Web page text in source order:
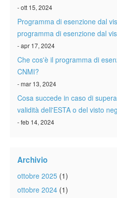
- ott 15, 2024
Programma di esenzione dal
programma di esenzione dal
- apr 17, 2024
Che cos'è il programma di
CNMI?
- mar 13, 2024
Cosa succede in caso di
validità dell'ESTA o del visto
- feb 14, 2024
Archivio
ottobre 2025 (1)
ottobre 2024 (1)